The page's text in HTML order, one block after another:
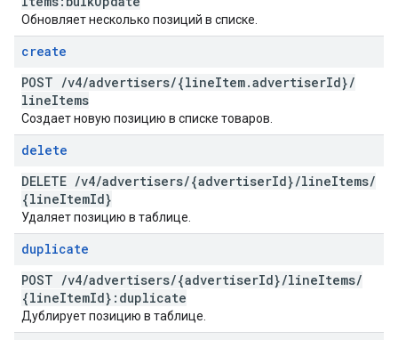
Обновляет несколько позиций в списке.
create
POST /v4/advertisers/{lineItem.advertiserId}/
lineItems
Создает новую позицию в списке товаров.
delete
DELETE /v4/advertisers/{advertiserId}/lineItems/
{lineItemId}
Удаляет позицию в таблице.
duplicate
POST /v4/advertisers/{advertiserId}/lineItems/
{lineItemId}:duplicate
Дублирует позицию в таблице.